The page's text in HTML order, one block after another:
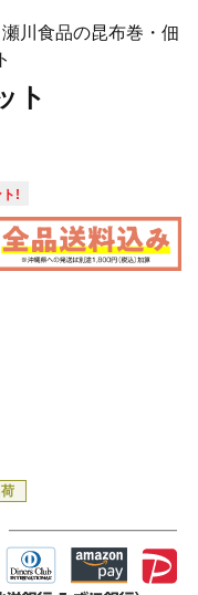
川食品の昆布巻・佃
ト
!